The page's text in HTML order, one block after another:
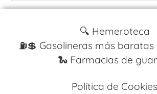
🔍 Hemeroteca
⛽️💲 Gasolineras más
🐍 Farmacias de
Política de Cookies